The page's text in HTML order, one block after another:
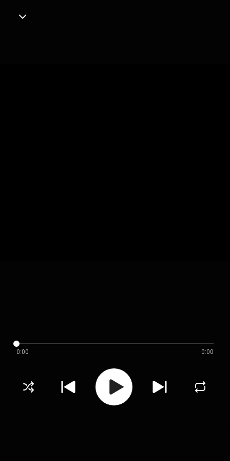
0:00 0:00